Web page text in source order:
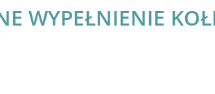
WYPEŁNIENIE